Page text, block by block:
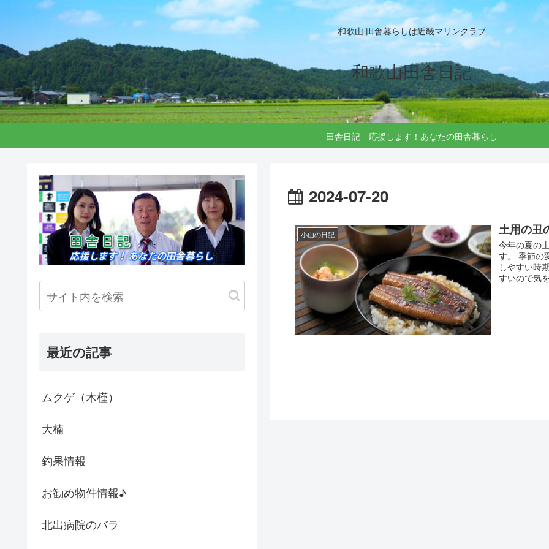
和歌山 田舎暮らしは近畿マリンクラブ
和歌山田舎日記
田舎日記 応援します！あなたの田舎暮らし
2024-07-20
小山の日記 土用の丑
今年の夏の
す。 季節の
しやすい時
すいので気
最近の記事
ムクゲ（木槿）
大楠
釣果情報
お勧め物件情報♪
北出病院のバラ